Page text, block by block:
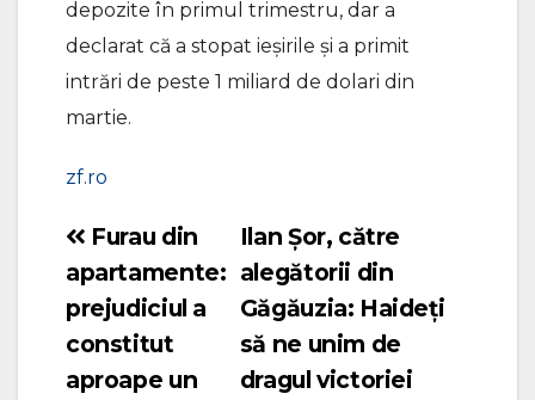
depozite în primul trimestru, dar a
declarat că a stopat ieşirile şi a primit
intrări de peste 1 miliard de dolari din
martie.
zf.ro
Navigare
în
articole
Ilan Șor, către
alegătorii din
Găgăuzia: Haideți
să ne unim de
dragul victoriei
Furau din
apartamente:
prejudiciul a
constitut
aproape un